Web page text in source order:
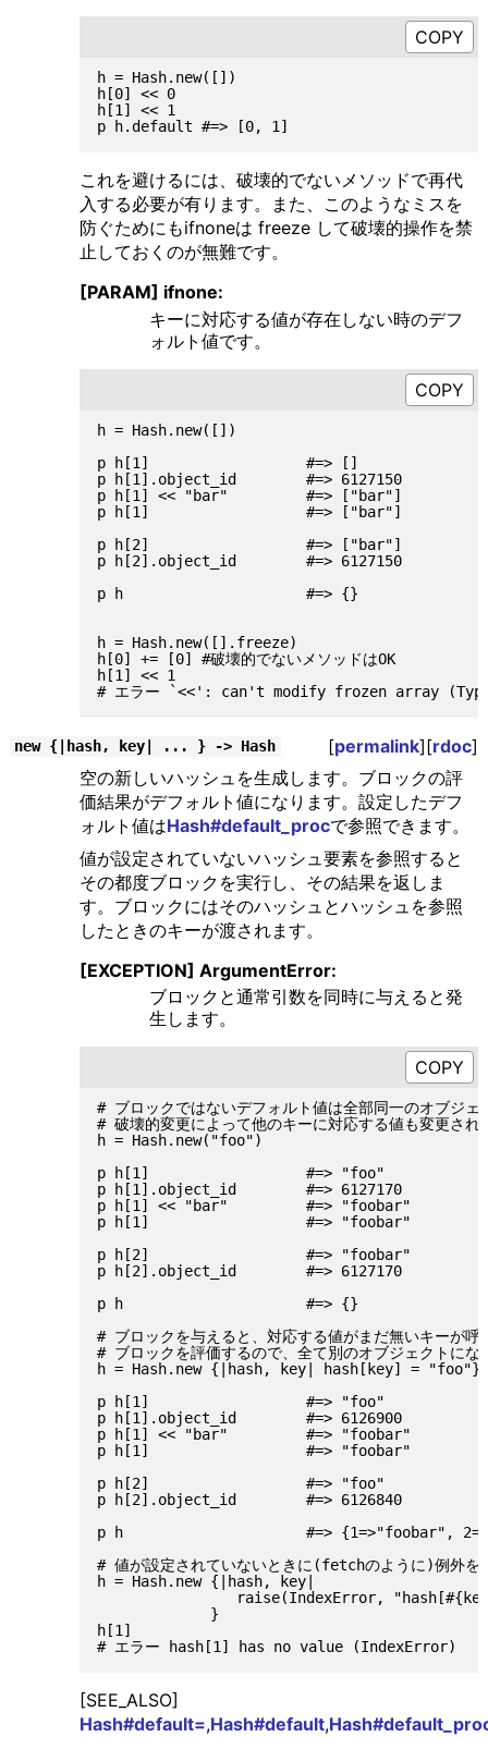
h = Hash.new([])
h[0] << 0
h[1] << 1
これを避けるには、破壊的でないメソッドで再代
入する必要が有ります。また、このようなミスを
防ぐためにもifnoneは freeze して破壊的操作を禁
止しておくのが無難です。
[PARAM] ifnone:
キーに対応する値が存在しない時のデフ
ォルト値です。
h = Hash.new([])
p h[1]                  #=> []
p h[1].object_id        #=> 6127150
p h[1] << "bar"         #=> ["bar"]
p h[1]                  #=> ["bar"]
p h[2]                  #=> ["bar"]
p h[2].object_id        #=> 6127150
p h                     #=> {}
h = Hash.new([].freeze)
h[0] += [0] #破壊的でないメソッドはOK
h[1] << 1
new {|hash, key| ... } -> Hash [permalink][rdoc]
空の新しいハッシュを生成します。ブロックの評
価結果がデフォルト値になります。設定したデフ
ォルト値はHash#default_procで参照できます。
値が設定されていないハッシュ要素を参照すると
その都度ブロックを実行し、その結果を返しま
す。ブロックにはそのハッシュとハッシュを参照
したときのキーが渡されます。
[EXCEPTION] ArgumentError:
ブロックと通常引数を同時に与えると発
生します。
# ブロックではないデフォルト値は全部同一のオブジェ
# 破壊的変更によって他のキーに対応する値も変更され
h = Hash.new("foo")
p h[1]                  #=> "foo"
p h[1].object_id        #=> 6127170
p h[1] << "bar"         #=> "foobar"
p h[1]                  #=> "foobar"
p h[2]                  #=> "foobar"
p h[2].object_id        #=> 6127170
p h                     #=> {}
# ブロックを与えると、対応する値がまだ無いキーが呼
# ブロックを評価するので、全て別のオブジェクトにな
h = Hash.new {|hash, key| hash[key] = "foo"}
p h[1]                  #=> "foo"
p h[1].object_id        #=> 6126900
p h[1] << "bar"         #=> "foobar"
p h[1]                  #=> "foobar"
p h[2]                  #=> "foo"
p h[2].object_id        #=> 6126840
p h                     #=> {1=>"foobar",
# 値が設定されていないときに(fetchのように)例外を
h = Hash.new {|hash, key|
raise(IndexError,
             }
h[1]
[SEE_ALSO]
Hash#default=,Hash#default,